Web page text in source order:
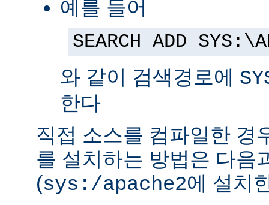
예를 들어
SEARCH ADD
와 같이 검색경로에
한다
직접 소스를 컴파일한 경
를 설치하는 방법은 다음
(sys:/apache2에 설치